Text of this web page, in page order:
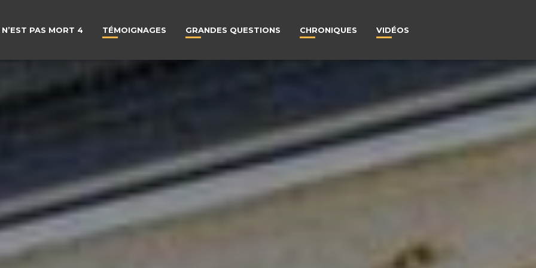
PAS MORT 4 TÉMOIGNAGES GRANDES QUESTIONS CHRONIQUES VIDÉOS